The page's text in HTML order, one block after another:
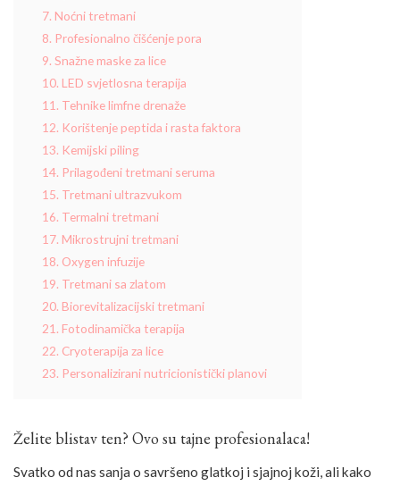
7. Noćni tretmani
8. Profesionalno čišćenje pora
9. Snažne maske za lice
10. LED svjetlosna terapija
11. Tehnike limfne drenaže
12. Korištenje peptida i rasta faktora
13. Kemijski piling
14. Prilagođeni tretmani seruma
15. Tretmani ultrazvukom
16. Termalni tretmani
17. Mikrostrujni tretmani
18. Oxygen infuzije
19. Tretmani sa zlatom
20. Biorevitalizacijski tretmani
21. Fotodinamička terapija
22. Cryoterapija za lice
23. Personalizirani nutricionistički planovi
Želite blistav ten? Ovo su tajne profesionalaca!
Svatko od nas sanja o savršeno glatkoj i sjajnoj koži, ali kako